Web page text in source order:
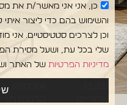
כן, אני אני מאשר/ת את
והשימוש בהם כדי ליצור
וכן לצרכים סטטיסטיים.
שלי בכל עת, ושעל מסירת
מדיניות הפרטיות של האתר